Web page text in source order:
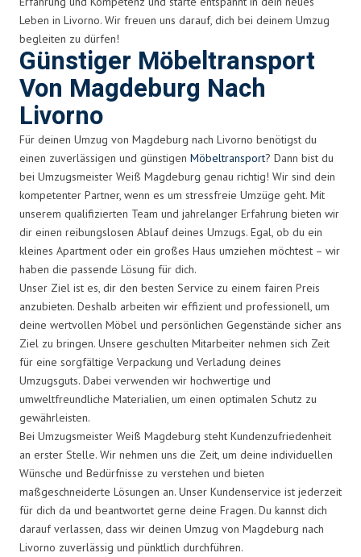
Leben in Livorno. Wir freuen uns darauf, dich bei deinem Umzug
begleiten zu dürfen!
Günstiger Möbeltransport
Von Magdeburg Nach
Livorno
Für deinen Umzug von Magdeburg nach Livorno benötigst du
einen zuverlässigen und günstigen Möbeltransport? Dann bist du
bei Umzugsmeister Weiß Magdeburg genau richtig! Wir sind dein
kompetenter Partner, wenn es um stressfreie Umzüge geht. Mit
unserem qualifizierten Team und jahrelanger Erfahrung bieten wir
dir einen reibungslosen Ablauf deines Umzugs. Egal, ob du ein
kleines Apartment oder ein großes Haus umziehen möchtest – wir
haben die passende Lösung für dich.
Unser Ziel ist es, dir den besten Service zu einem fairen Preis
anzubieten. Deshalb arbeiten wir effizient und professionell, um
deine wertvollen Möbel und persönlichen Gegenstände sicher ans
Ziel zu bringen. Unsere geschulten Mitarbeiter nehmen sich Zeit
für eine sorgfältige Verpackung und Verladung deines
Umzugsguts. Dabei verwenden wir hochwertige und
umweltfreundliche Materialien, um einen optimalen Schutz zu
gewährleisten.
Bei Umzugsmeister Weiß Magdeburg steht Kundenzufriedenheit
an erster Stelle. Wir nehmen uns die Zeit, um deine individuellen
Wünsche und Bedürfnisse zu verstehen und bieten
maßgeschneiderte Lösungen an. Unser Kundenservice ist jederzeit
für dich da und beantwortet gerne deine Fragen. Du kannst dich
darauf verlassen, dass wir deinen Umzug von Magdeburg nach
Livorno zuverlässig und pünktlich durchführen.